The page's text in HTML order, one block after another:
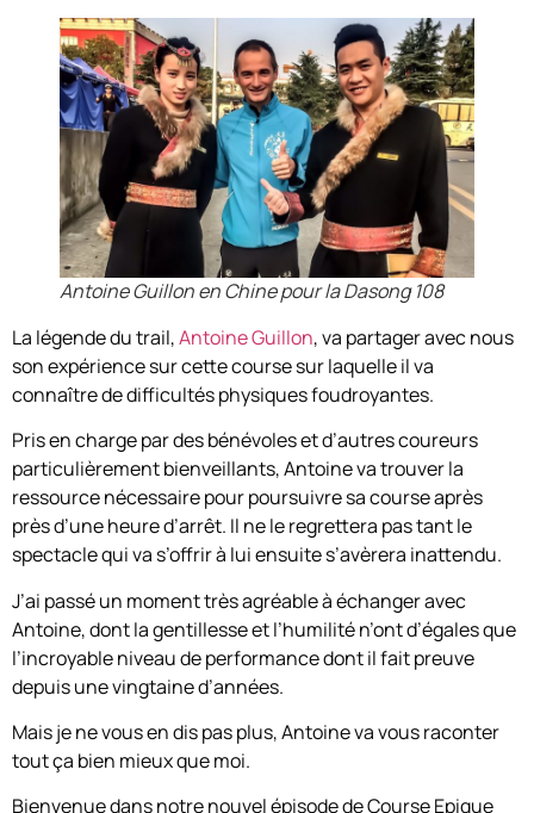
Antoine Guillon en Chine pour la Dasong 108
La légende du trail,Antoine Guillon, va partager avec nous
son expérience sur cette course sur laquelle il va
connaître de difficultés physiques foudroyantes.
Pris en charge par des bénévoles et d’autres coureurs
particulièrement bienveillants, Antoine va trouver la
ressource nécessaire pour poursuivre sa course après
près d’une heure d’arrêt. Il ne le regrettera pas tant le
spectacle qui va s’offrir à lui ensuite s’avèrera inattendu.
J’ai passé un moment très agréable à échanger avec
Antoine, dont la gentillesse et l’humilité n’ont d’égales que
l’incroyable niveau de performance dont il fait preuve
depuis une vingtaine d’années.
Mais je ne vous en dis pas plus, Antoine va vous raconter
tout ça bien mieux que moi.
Bienvenue dans notre nouvel épisode de Course Epique